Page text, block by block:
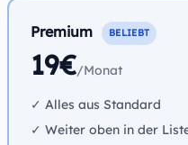
Premium BELIEBT
19€/Monat
✓ Alles aus Standard
✓ Weiter oben in der